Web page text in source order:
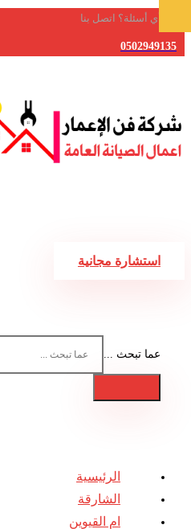
لديك أي أسئلة؟ اتصل بنا
0502949135
استشارة مجانية
عما تبحث ...
الرئيسية
الشارقة
ام القيوين